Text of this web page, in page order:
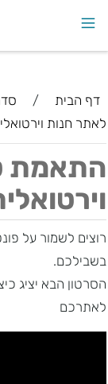
דף הבית /
לאתר חנות
התאמת
רוצים לשמור על
בשבילכם.
הסרטון הבא יציג
לאתרכם